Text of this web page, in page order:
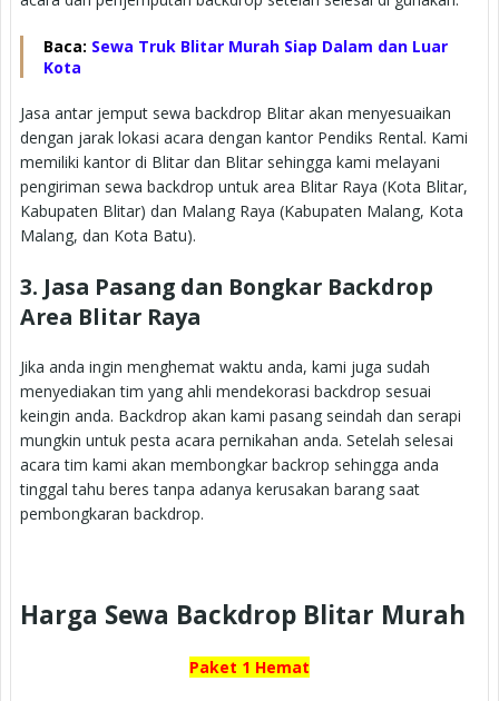
Baca: Sewa Truk Blitar Murah Siap Dalam dan Luar
Kota
Jasa antar jemput sewa backdrop Blitar akan menyesuaikan
dengan jarak lokasi acara dengan kantor Pendiks Rental. Kami
memiliki kantor di Blitar dan Blitar sehingga kami melayani
pengiriman sewa backdrop untuk area Blitar Raya (Kota Blitar,
Kabupaten Blitar) dan Malang Raya (Kabupaten Malang, Kota
Malang, dan Kota Batu).
3. Jasa Pasang dan Bongkar Backdrop
Area Blitar Raya
Jika anda ingin menghemat waktu anda, kami juga sudah
menyediakan tim yang ahli mendekorasi backdrop sesuai
keingin anda. Backdrop akan kami pasang seindah dan serapi
mungkin untuk pesta acara pernikahan anda. Setelah selesai
acara tim kami akan membongkar backrop sehingga anda
tinggal tahu beres tanpa adanya kerusakan barang saat
pembongkaran backdrop.
Harga Sewa Backdrop Blitar Murah
Paket 1 Hemat